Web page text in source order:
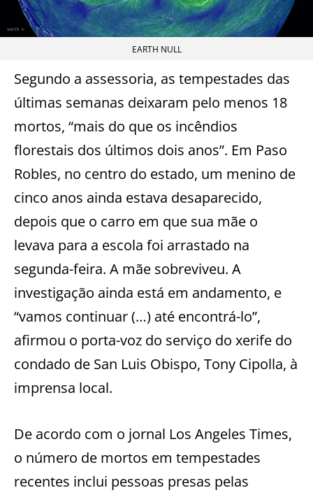
EARTH NULL
Segundo a assessoria, as tempestades das
últimas semanas deixaram pelo menos 18
mortos, “mais do que os incêndios
florestais dos últimos dois anos”. Em Paso
Robles, no centro do estado, um menino de
cinco anos ainda estava desaparecido,
depois que o carro em que sua mãe o
levava para a escola foi arrastado na
segunda-feira. A mãe sobreviveu. A
investigação ainda está em andamento, e
“vamos continuar (…) até encontrá-lo”,
afirmou o porta-voz do serviço do xerife do
condado de San Luis Obispo, Tony Cipolla, à
imprensa local.
De acordo com o jornal Los Angeles Times,
o número de mortos em tempestades
recentes inclui pessoas presas pelas